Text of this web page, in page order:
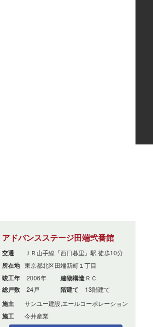
アドバンスステージ田端弐番館
交通 ＪＲ山手線『西日暮里』駅 徒歩10分
所在地 東京都北区田端新町１丁目
竣工年 2006年 建物構造 ＲＣ
総戸数 24戸 階建て 13階建て
施主 サンユー建設,エールコーポレーション
施工 今井産業